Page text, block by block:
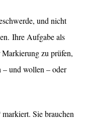
und nicht
Ihre Aufgabe als
Markierung zu prüfen,
– und wollen – oder
Sie brauchen